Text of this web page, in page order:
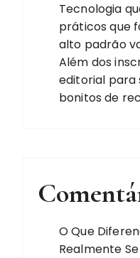
Tecnologia
práticos que
alto padrão
Além dos
editorial para
bonitos de
O Que
Realmente